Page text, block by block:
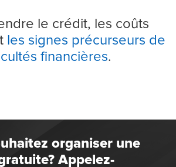
le crédit, les coûts
les signes précurseurs de
financières.
organiser une
Appelez-